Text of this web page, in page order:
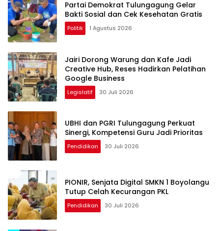
Partai Demokrat Tulungagung Gelar
Bakti Sosial dan Cek Kesehatan Gratis
Politik 1 Agustus 2026
Jairi Dorong Warung dan Kafe Jadi
Creative Hub, Reses Hadirkan Pelatihan
Google Business
Legislatif 30 Juli 2026
UBHI dan PGRI Tulungagung Perkuat
Sinergi, Kompetensi Guru Jadi Prioritas
Pendidikan 30 Juli 2026
PIONIR, Senjata Digital SMKN 1 Boyolangu
Tutup Celah Kecurangan PKL
Pendidikan 30 Juli 2026